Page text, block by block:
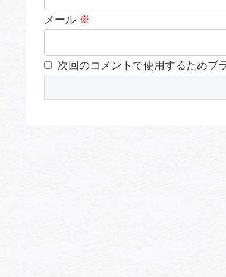
メール ※
次回のコメントで使用するためブ